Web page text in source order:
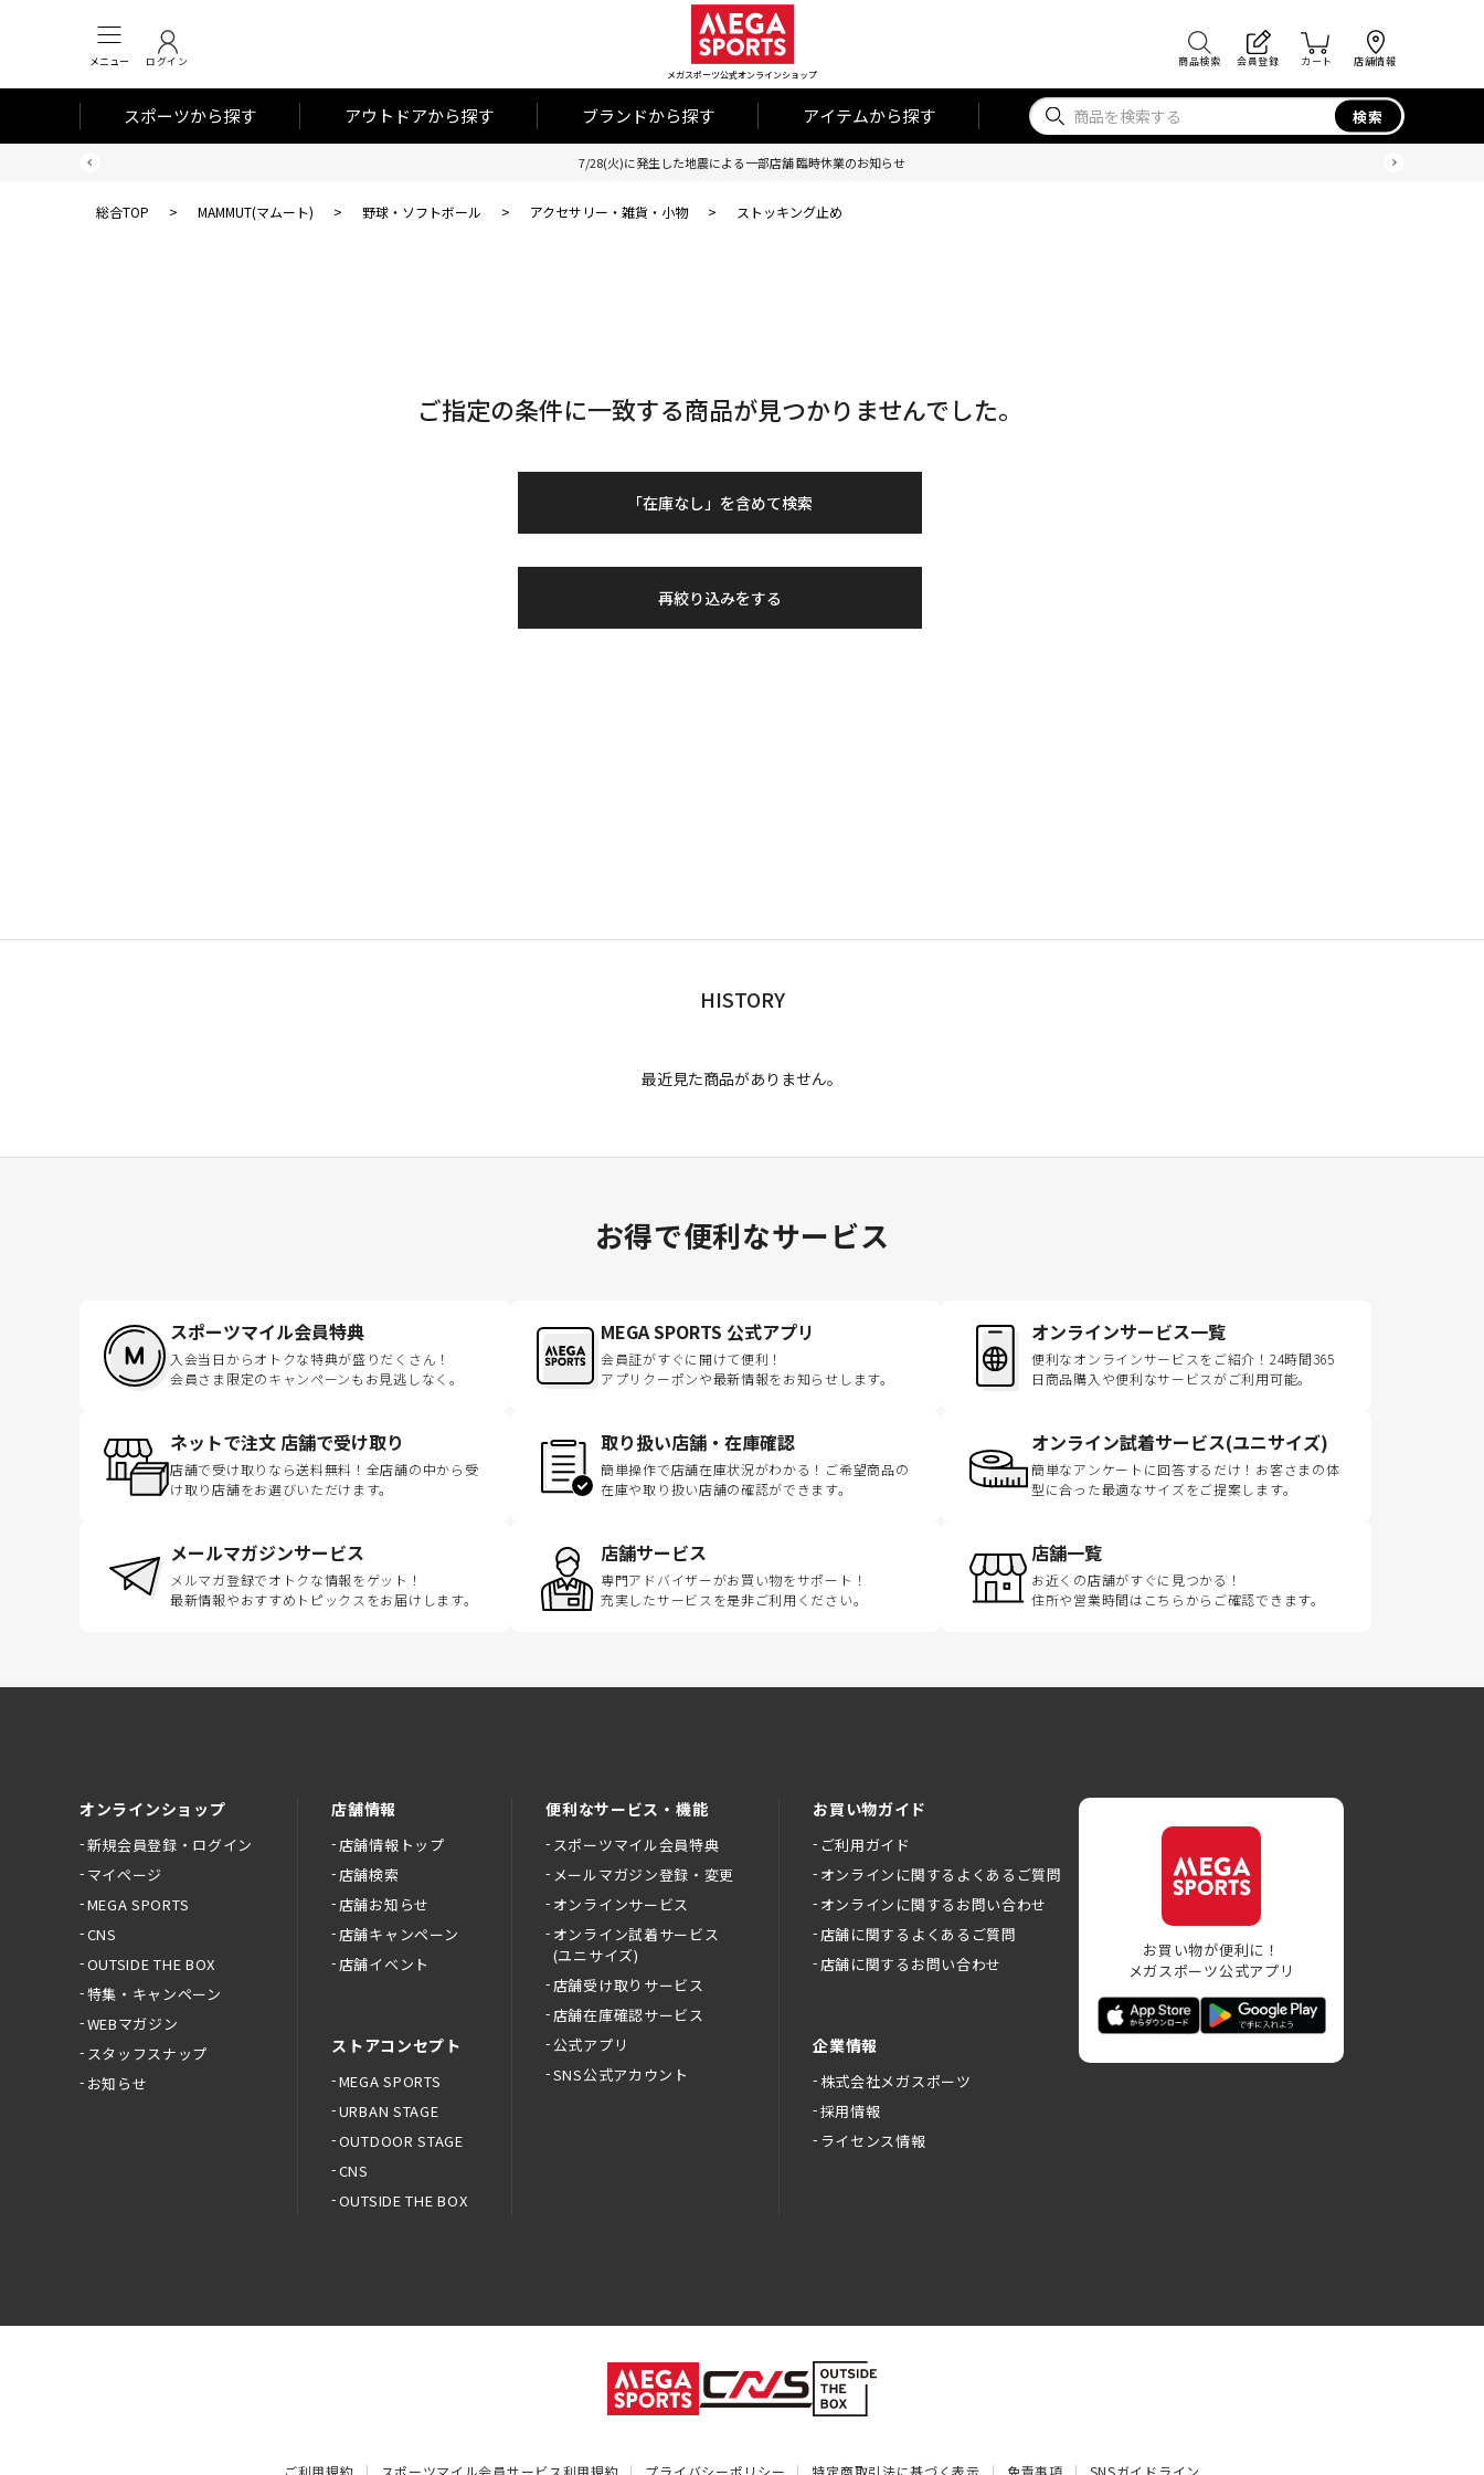
メニュー ログイン
メガスポーツ公式オンラインショップ
商品検索 会員登録 カート 店舗情報
スポーツから探す アウトドアから探す ブランドから探す アイテムから探す 検索
7/28(火)に発生した地震による一部店舗 臨時休業のお知らせ
総合TOP > MAMMUT(マムート) > 野球・ソフトボール > アクセサリー・雑貨・小物 > ストッキング止め
ご指定の条件に一致する商品が見つかりませんでした。
「在庫なし」を含めて検索
再絞り込みをする
HISTORY
最近見た商品がありません。
お得で便利なサービス
スポーツマイル会員特典
入会当日からオトクな特典が盛りだくさん！
会員さま限定のキャンペーンもお見逃しなく。
MEGA SPORTS 公式アプリ
会員証がすぐに開けて便利！
アプリクーポンや最新情報をお知らせします。
オンラインサービス一覧
便利なオンラインサービスをご紹介！24時間365
日商品購入や便利なサービスがご利用可能。
ネットで注文 店舗で受け取り
店舗で受け取りなら送料無料！全店舗の中から受
け取り店舗をお選びいただけます。
取り扱い店舗・在庫確認
簡単操作で店舗在庫状況がわかる！ご希望商品の
在庫や取り扱い店舗の確認ができます。
オンライン試着サービス(ユニサイズ)
簡単なアンケートに回答するだけ！お客さまの体
型に合った最適なサイズをご提案します。
メールマガジンサービス
メルマガ登録でオトクな情報をゲット！
最新情報やおすすめトピックスをお届けします。
店舗サービス
専門アドバイザーがお買い物をサポート！
充実したサービスを是非ご利用ください。
店舗一覧
お近くの店舗がすぐに見つかる！
住所や営業時間はこちらからご確認できます。
オンラインショップ
新規会員登録・ログイン
マイページ
MEGA SPORTS
CNS
OUTSIDE THE BOX
特集・キャンペーン
WEBマガジン
スタッフスナップ
お知らせ
店舗情報
店舗情報トップ
店舗検索
店舗お知らせ
店舗キャンペーン
店舗イベント
ストアコンセプト
MEGA SPORTS
URBAN STAGE
OUTDOOR STAGE
CNS
OUTSIDE THE BOX
便利なサービス・機能
スポーツマイル会員特典
メールマガジン登録・変更
オンラインサービス
オンライン試着サービス
(ユニサイズ)
店舗受け取りサービス
店舗在庫確認サービス
公式アプリ
SNS公式アカウント
お買い物ガイド
ご利用ガイド
オンラインに関するよくあるご質問
オンラインに関するお問い合わせ
店舗に関するよくあるご質問
店舗に関するお問い合わせ
企業情報
株式会社メガスポーツ
採用情報
ライセンス情報
お買い物が便利に！
メガスポーツ公式アプリ
ご利用規約 スポーツマイル会員サービス利用規約 プライバシーポリシー 特定商取引法に基づく表示 免責事項 SNSガイドライン